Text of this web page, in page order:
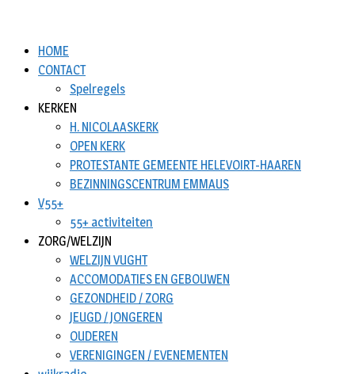
HOME
CONTACT
Spelregels
KERKEN
H. NICOLAASKERK
OPEN KERK
PROTESTANTE GEMEENTE HELEVOIRT-HAAREN
BEZINNINGSCENTRUM EMMAUS
V55+
55+ activiteiten
ZORG/WELZIJN
WELZIJN VUGHT
ACCOMODATIES EN GEBOUWEN
GEZONDHEID / ZORG
JEUGD / JONGEREN
OUDEREN
VERENIGINGEN / EVENEMENTEN